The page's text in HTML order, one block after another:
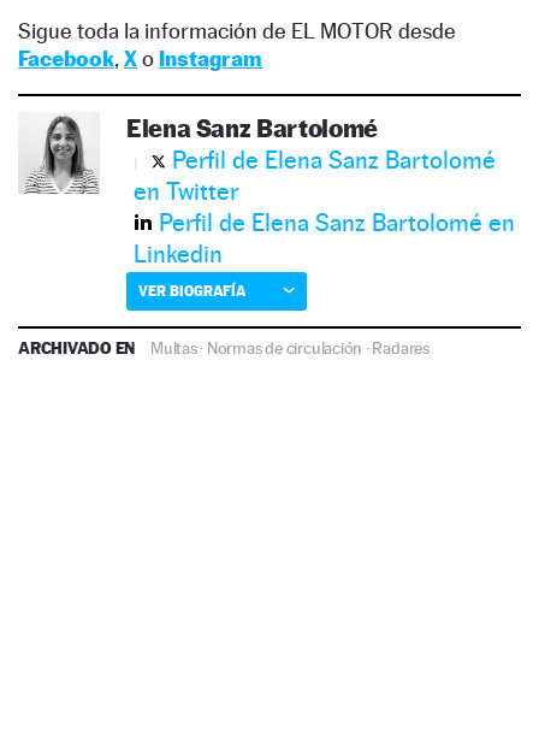
Sigue toda la información de EL MOTOR desde
Facebook, Xo Instagram
Elena Sanz Bartolomé
Perfil de Elena Sanz Bartolomé
en Twitter
Perfil de Elena Sanz Bartolomé en
Linkedin
VER BIOGRAFÍA
ARCHIVADO EN Multas· Normas de circulación ·Radares